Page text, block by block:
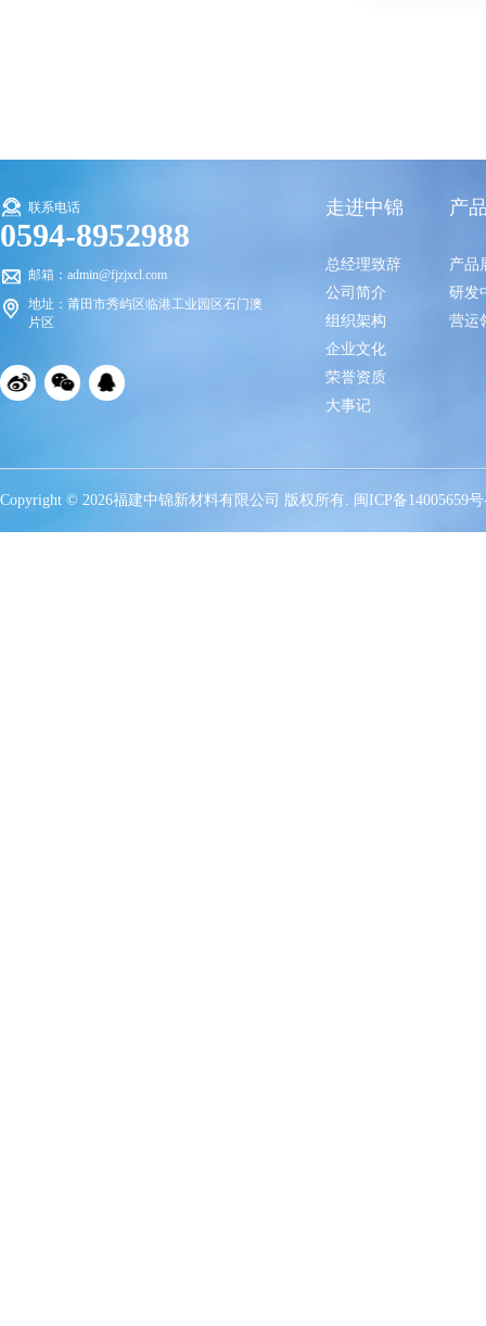
联系电话
0594-8952988
邮箱：admin@fjzjxcl.com
地址：莆田市秀屿区临港工业园区石门澳
片区
走进中锦
总经理致辞
公司简介
组织架构
企业文化
荣誉资质
大事记
产
产品
研发
营运
Copyright © 2026福建中锦新材料有限公司 版权所有. 闽ICP备14005659